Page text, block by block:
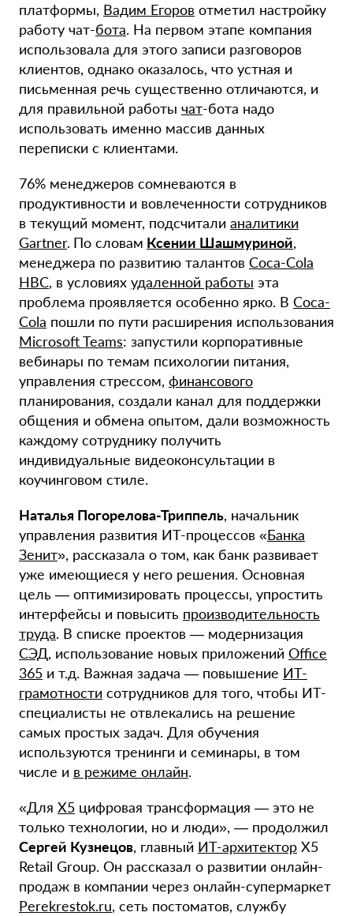
платформы, Вадим Егоров отметил настройку
работу чат-бота. На первом этапе компания
использовала для этого записи разговоров
клиентов, однако оказалось, что устная и
письменная речь существенно отличаются, и
для правильной работы чат-бота надо
использовать именно массив данных
переписки с клиентами.
76% менеджеров сомневаются в
продуктивности и вовлеченности сотрудников
в текущий момент, подсчитали аналитики
Gartner. По словам Ксении Шашмуриной,
менеджера по развитию талантов Coca-Cola
HBC, в условиях удаленной работы эта
проблема проявляется особенно ярко. В Coca-
Cola пошли по пути расширения использования
Microsoft Teams: запустили корпоративные
вебинары по темам психологии питания,
управления стрессом, финансового
планирования, создали канал для поддержки
общения и обмена опытом, дали возможность
каждому сотруднику получить
индивидуальные видеоконсультации в
коучинговом стиле.
Наталья Погорелова-Триппель, начальник
управления развития ИТ-процессов «Банка
Зенит», рассказала о том, как банк развивает
уже имеющиеся у него решения. Основная
цель — оптимизировать процессы, упростить
интерфейсы и повысить производительность
труда. В списке проектов — модернизация
СЭД, использование новых приложений Office
365 и т.д. Важная задача — повышение ИТ-
грамотности сотрудников для того, чтобы ИТ-
специалисты не отвлекались на решение
самых простых задач. Для обучения
используются тренинги и семинары, в том
числе и в режиме онлайн.
«Для X5 цифровая трансформация — это не
только технологии, но и люди», — продолжил
Сергей Кузнецов, главный ИТ-архитектор Х5
Retail Group. Он рассказал о развитии онлайн-
продаж в компании через онлайн-супермаркет
Perekrestok.ru, сеть постоматов, службу